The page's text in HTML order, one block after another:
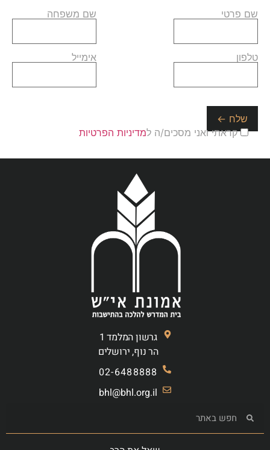
שם פרטי שם משפחה
טלפון אימייל
קראתי ואני מסכים/ה למדיניות הפרטיות
גרשון המלמד 1
הר נוף, ירושלים
02-6488888
bhl@bhl.org.il